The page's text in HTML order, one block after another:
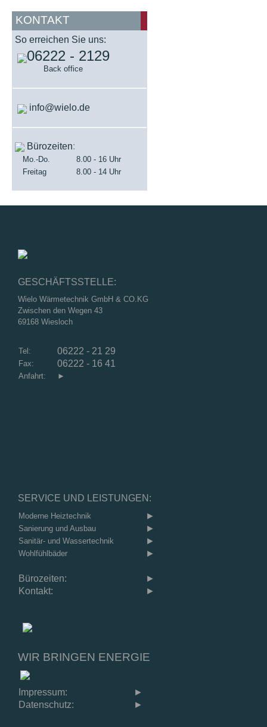
KONTAKT
So erreichen Sie uns:
06222 - 2129
Back office
info@wielo.de
Bürozeiten:
Mo.-Do.
8.00 - 16 Uhr
Freitag
8.00 - 14 Uhr
GESCHÄFTSSTELLE:
Wielo Wärmetechnik GmbH & CO.KG
Zwischen den Wegen 43
69168 Wiesloch
Tel: 06222 - 21 29
Fax: 06222 - 16 41
Anfahrt: ►
SERVICE UND LEISTUNGEN:
Moderne Heiztechnik ►
Sanierung und Ausbau ►
Sanitär- und Wassertechnik ►
Wohlfühlbäder ►
Bürozeiten:
►
Kontakt:
►
WIR BRINGEN ENERGIE
Impressum:
►
Datenschutz:
►